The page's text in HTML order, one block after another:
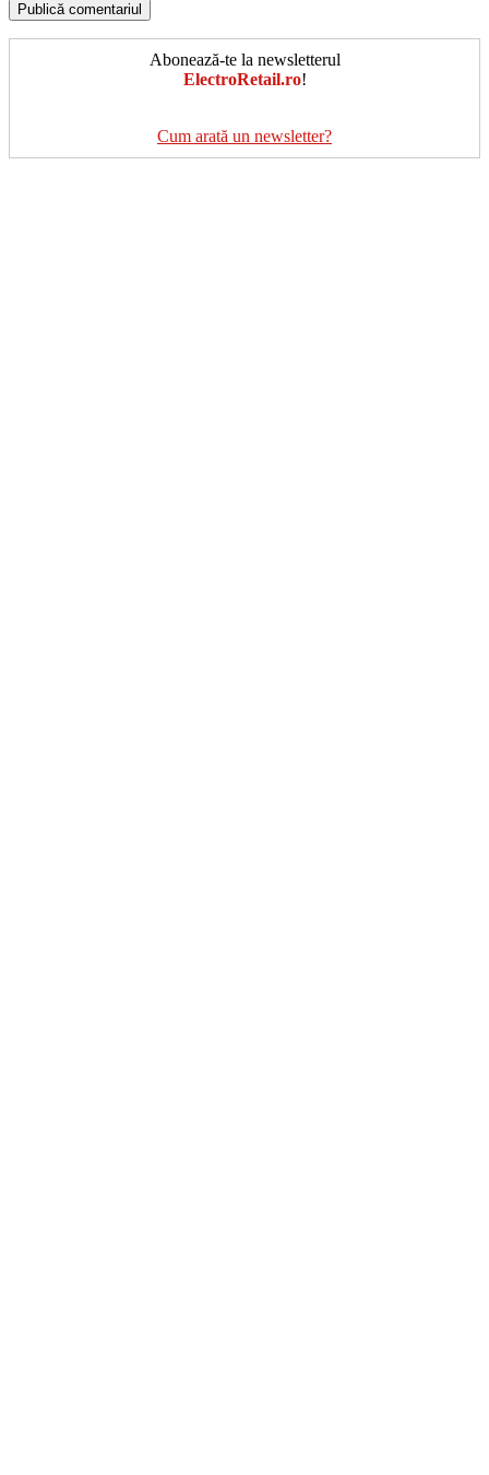
Abonează-te la newsletterul
ElectroRetail.ro!
Cum arată un newsletter?